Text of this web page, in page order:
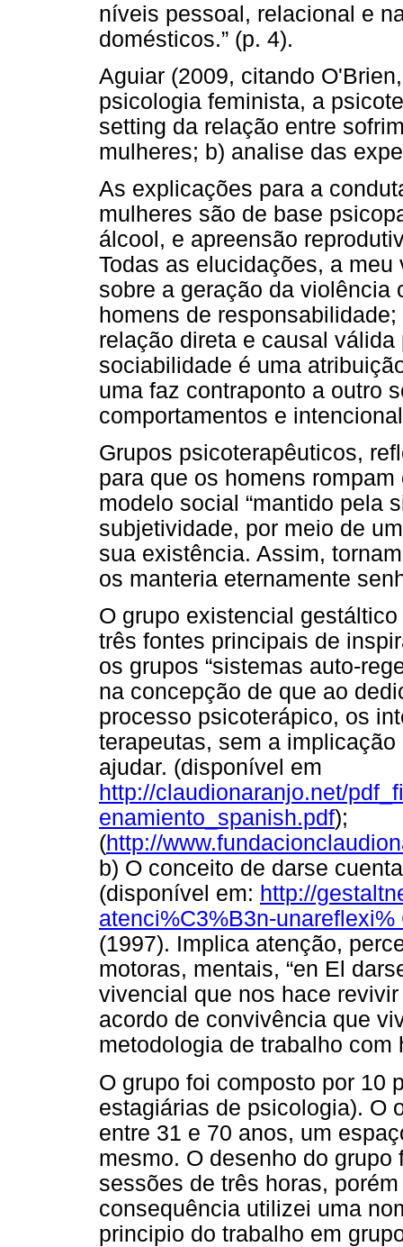
níveis pessoal, relacional e
domésticos.” (p. 4).
Aguiar (2009, citando
psicologia feminista, a
setting da relação entre
mulheres; b) analise das
As explicações para a
mulheres são de base
álcool, e apreensão
Todas as elucidações, a
sobre a geração da violência
homens de
relação direta e causal
sociabilidade é uma
uma faz contraponto a outro
comportamentos e
Grupos psicoterapêuticos,
para que os homens
modelo social “mantido pela
subjetividade, por meio de
sua existência. Assim,
os manteria eternamente
O grupo existencial
três fontes principais de
os grupos “sistemas auto-
na concepção de que ao
processo psicoterápico, os
terapeutas, sem a
ajudar. (disponível em
http://claudionaranjo.net/
enamiento_spanish.pdf);
(http://
b) O conceito de darse
(disponível em: http://
atenci%C3%B3n-unareflexi%
(1997). Implica atenção,
motoras, mentais, “en El
vivencial que nos hace
acordo de convivência que
metodologia de trabalho
O grupo foi composto por 10
estagiárias de psicologia). O
entre 31 e 70 anos, um
mesmo. O desenho do
sessões de três horas,
consequência utilizei uma
principio do trabalho em